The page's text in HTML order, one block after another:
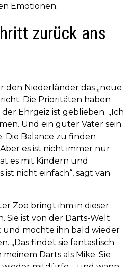
Emotionen.
zurück ans
den Niederländer das „neue
Die Prioritäten haben
Ehrgeiz ist geblieben. „Ich
Und ein guter Vater sein
Die Balance zu finden
es ist nicht immer nur
es mit Kindern und
nicht einfach“, sagt van
Zoë bringt ihm in dieser
Sie ist von der Darts-Welt
und möchte ihn bald wieder
„Das findet sie fantastisch.
Darts als Mike. Sie